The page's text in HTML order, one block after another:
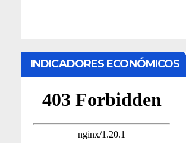
INDICADORES ECONÓMICOS